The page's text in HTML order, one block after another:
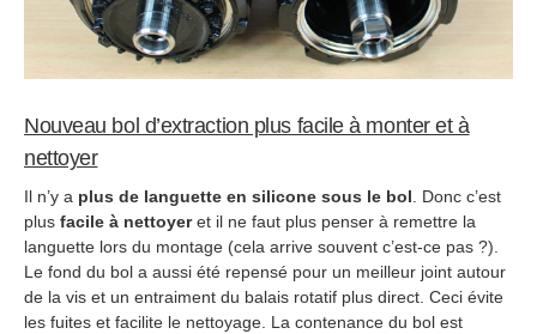
Nouveau bol d’extraction plus facile à monter et à
nettoyer
Il n’y a plus de languette en silicone sous le bol . Donc c’est
plus facile à nettoyeret il ne faut plus penser à remettre la
languette lors du montage (cela arrive souvent c’est-ce pas ?).
Le fond du bol a aussi été repensé pour un meilleur joint autour
de la vis et un entraiment du balais rotatif plus direct. Ceci évite
les fuites et facilite le nettoyage. La contenance du bol est